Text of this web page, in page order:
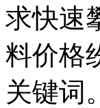
求快速
料价格
关键词。